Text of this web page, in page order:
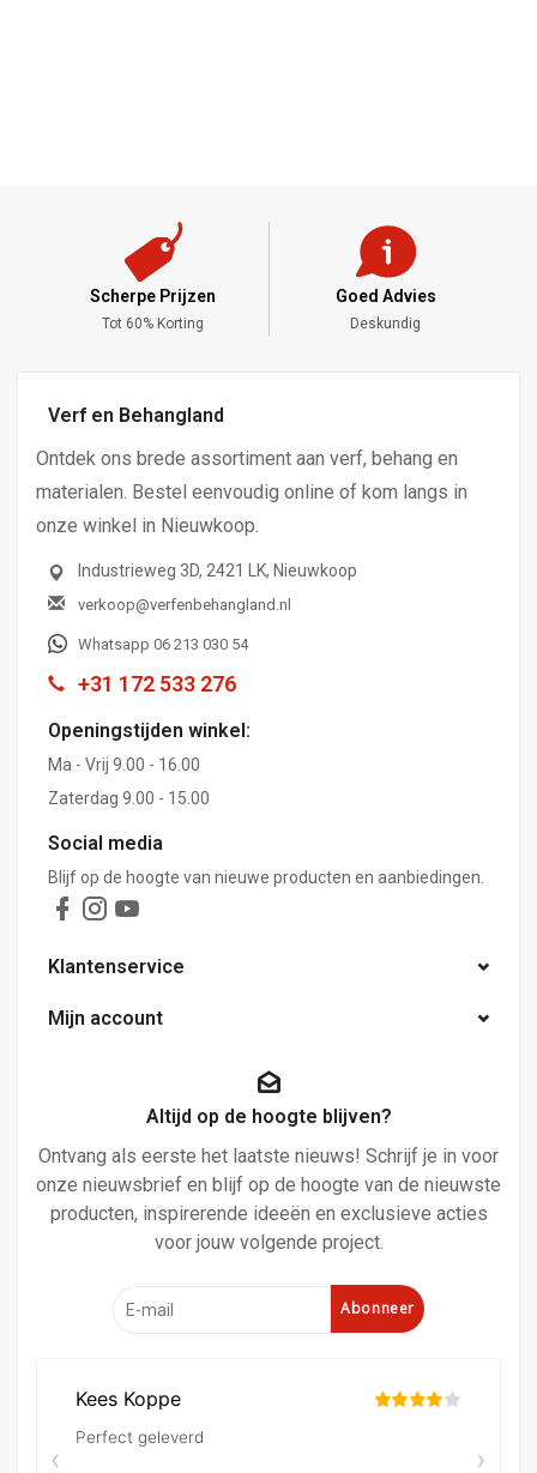
Scherpe Prijzen
Tot 60% Korting
Goed Advies
Deskundig
Verf en Behangland
Ontdek ons brede assortiment aan verf, behang en
materialen. Bestel eenvoudig online of kom langs in
onze winkel in Nieuwkoop.
Industrieweg 3D, 2421 LK, Nieuwkoop
verkoop@verfenbehangland.nl
Whatsapp 06 213 030 54
+31 172 533 276
Openingstijden winkel:
Ma - Vrij 9.00 - 16.00
Zaterdag 9.00 - 15.00
Social media
Blijf op de hoogte van nieuwe producten en aanbiedingen.
Klantenservice
Mijn account
Altijd op de hoogte blijven?
Ontvang als eerste het laatste nieuws! Schrijf je in voor
onze nieuwsbrief en blijf op de hoogte van de nieuwste
producten, inspirerende ideeën en exclusieve acties
voor jouw volgende project.
Abonneer